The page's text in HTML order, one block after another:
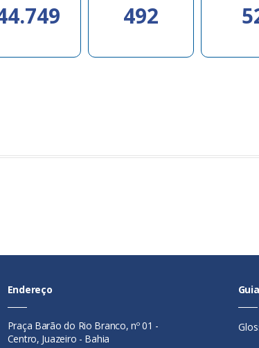
492
Endereço
Praça Barão do Rio Branco, nº 01 -
Centro, Juazeiro - Bahia